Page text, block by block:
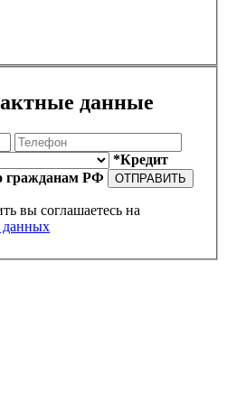
данные
*Кредит
гражданам РФ
ОТПРАВИТЬ
вы соглашаетесь на
данных